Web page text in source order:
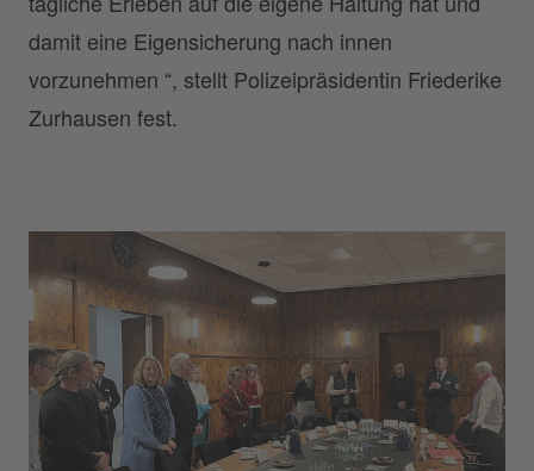
damit eine Eigensicherung nach innen
vorzunehmen “, stellt Polizeipräsidentin Friederike
Zurhausen fest.